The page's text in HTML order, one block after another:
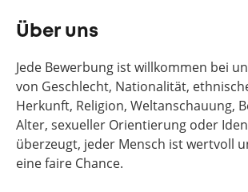
Über uns
Jede Bewerbung ist willkommen bei
von Geschlecht, Nationalität,
Herkunft, Religion, Weltanschauung,
Alter, sexueller Orientierung oder
überzeugt, jeder Mensch ist wertvoll
eine faire Chance.